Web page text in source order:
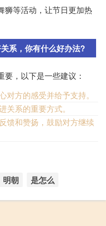
狮等活动，让节日更加热
系，你有什么好办法?
，以下是一些建议：
对方的感受并给予支持。
关系的重要方式。
馈和赞扬，鼓励对方继续
明朝 是怎么